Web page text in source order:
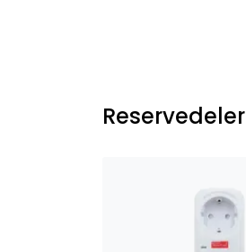
Reservedeler